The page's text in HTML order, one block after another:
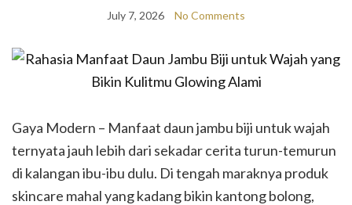
July 7, 2026 No Comments
Gaya Modern – Manfaat daun jambu biji untuk wajah
ternyata jauh lebih dari sekadar cerita turun-temurun
di kalangan ibu-ibu dulu. Di tengah maraknya produk
skincare mahal yang kadang bikin kantong bolong,